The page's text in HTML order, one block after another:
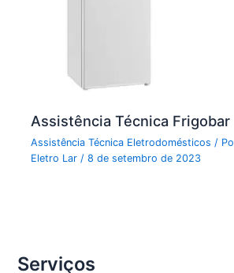
Assistência Técnica Frigobar
Assistência Técnica Eletrodomésticos /
Eletro Lar /8 de setembro de 2023
Serviços